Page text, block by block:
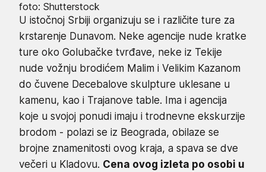
foto: Shutterstock
U istočnoj Srbiji organizuju se i različite ture za
krstarenje Dunavom. Neke agencije nude kratke
ture oko Golubačke tvrđave, neke iz Tekije
nude vožnju brodićem Malim i Velikim Kazanom
do čuvene Decebalove skulpture uklesane u
kamenu, kao i Trajanove table. Ima i agencija
koje u svojoj ponudi imaju i trodnevne ekskurzije
brodom - polazi se iz Beograda, obilaze se
brojne znamenitosti ovog kraja, a spava se dve
večeri u Kladovu. Cena ovog izleta po osobi u